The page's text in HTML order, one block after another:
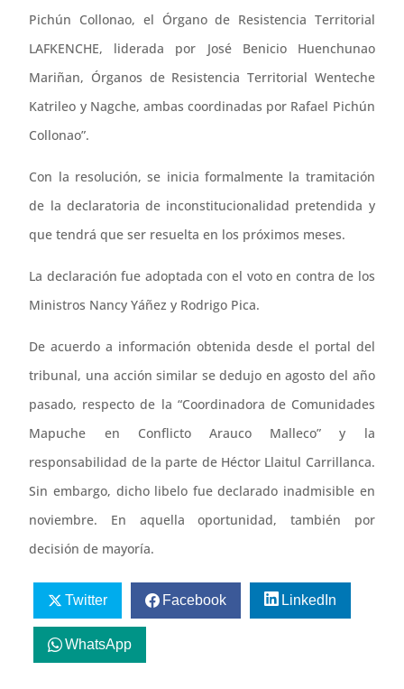
Pichún Collonao, el Órgano de Resistencia Territorial
LAFKENCHE, liderada por José Benicio Huenchunao
Mariñan, Órganos de Resistencia Territorial Wenteche
Katrileo y Nagche, ambas coordinadas por Rafael Pichún
Collonao”.
Con la resolución, se inicia formalmente la tramitación
de la declaratoria de inconstitucionalidad pretendida y
que tendrá que ser resuelta en los próximos meses.
La declaración fue adoptada con el voto en contra de los
Ministros Nancy Yáñez y Rodrigo Pica.
De acuerdo a información obtenida desde el portal del
tribunal, una acción similar se dedujo en agosto del año
pasado, respecto de la “Coordinadora de Comunidades
Mapuche en Conflicto Arauco Malleco” y la
responsabilidad de la parte de Héctor Llaitul Carrillanca.
Sin embargo, dicho libelo fue declarado inadmisible en
noviembre. En aquella oportunidad, también por
decisión de mayoría.
Twitter Facebook LinkedIn
WhatsApp